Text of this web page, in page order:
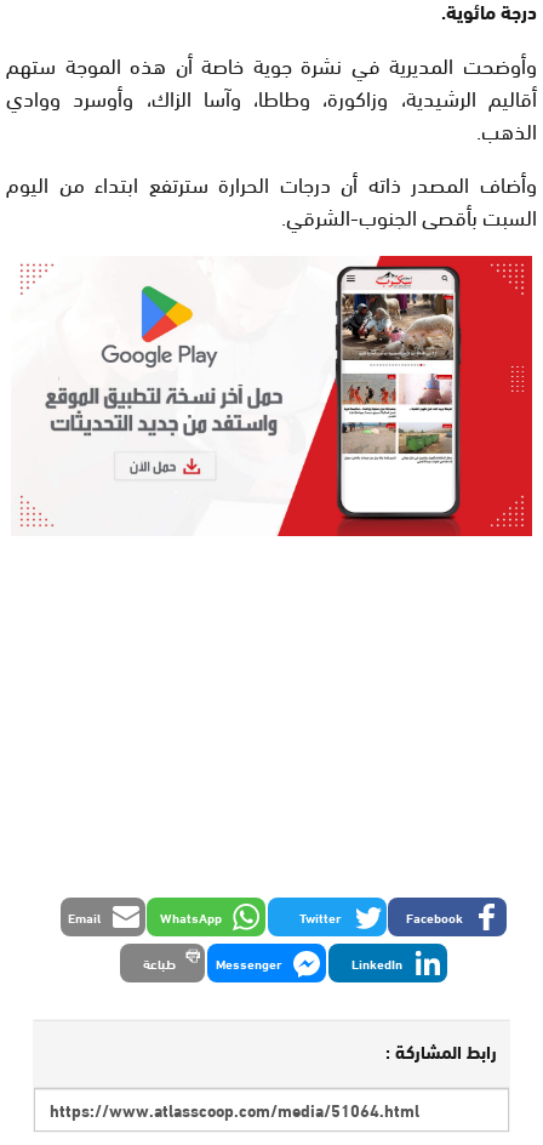
درجة مائوية.
وأوضحت المديرية في نشرة جوية خاصة أن هذه الموجة ستهم
أقاليم الرشيدية، وزاكورة، وطاطا، وآسا الزاك، وأوسرد ووادي
الذهب.
وأضاف المصدر ذاته أن درجات الحرارة سترتفع ابتداء من اليوم
السبت بأقصى الجنوب-الشرقي.
Facebook
Twitter
WhatsApp
Email
LinkedIn
Messenger طباعة
رابط المشاركة :